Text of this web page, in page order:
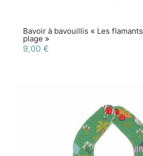
Bavoir à bavouillis « Les
plage »
9,00 €